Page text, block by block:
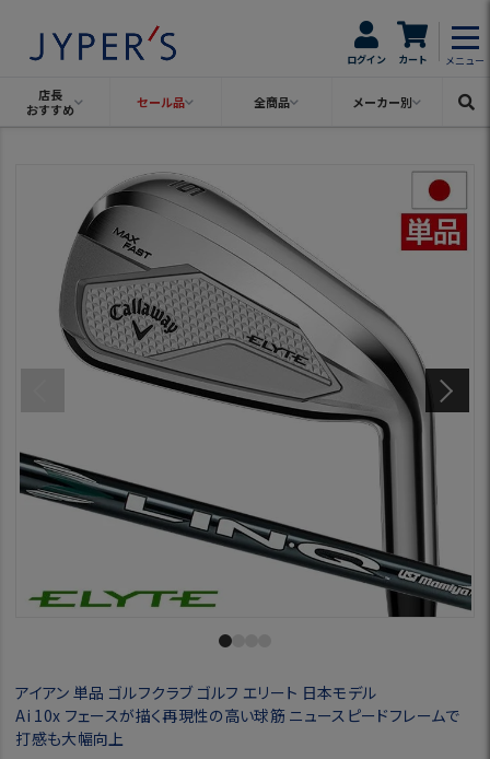
ログイン カート メニュー
店長
おすすめ
セール品 全商品 メーカー別
アイアン 単品 ゴルフクラブ ゴルフ エリート 日本モデル
Ai 10x フェースが描く再現性の高い球筋 ニュースピードフレームで
打感も大幅向上